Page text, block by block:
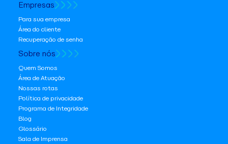
Empresas
Para sua empresa
Área do cliente
Recuperação de senha
Sobre nós
Quem Somos
Área de Atuação
Nossas rotas
Política de privacidade
Programa de Integridade
Blog
Glossário
Sala de Imprensa